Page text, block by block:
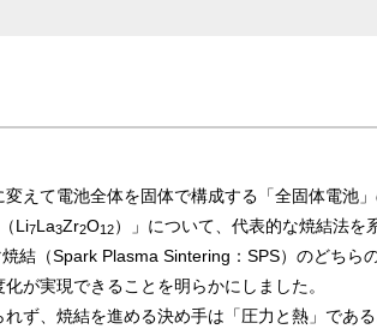
えて電池全体を固体で構成する「全固体電池
Li7La3Zr2O12）」について、代表的な焼結法を
結（Spark Plasma Sintering：SPS）のどちら
が実現できることを明らかにしました。
ず、焼結を進める決め手は「圧力と熱」である